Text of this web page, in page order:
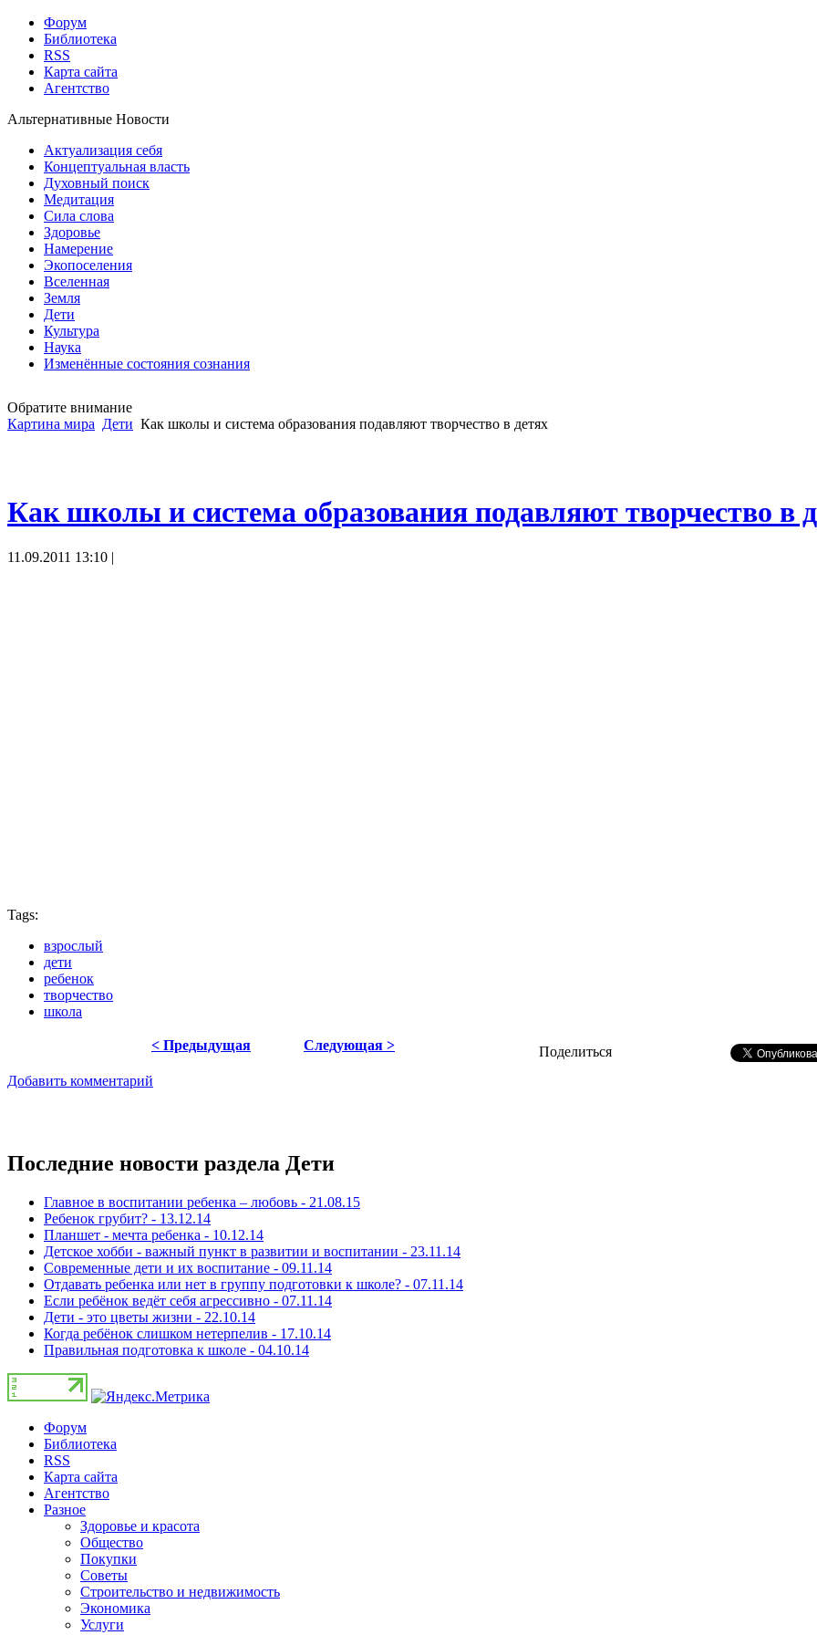
Форум
Библиотека
RSS
Карта сайта
Агентство
Альтернативные Новости
Актуализация себя
Концептуальная власть
Духовный поиск
Медитация
Сила слова
Здоровье
Намерение
Экопоселения
Вселенная
Земля
Дети
Культура
Наука
Изменённые состояния сознания
Обратите внимание
Картина мира Дети Как школы и система образования подавляют творчество в детях
Как школы и система образования подавляют творчество в
11.09.2011 13:10 |
Tags:
взрослый
дети
ребенок
творчество
школа
Поделиться
< Предыдущая Следующая >
Добавить комментарий
Последние новости раздела Дети
Главное в воспитании ребенка – любовь - 21.08.15
Ребенок грубит? - 13.12.14
Планшет - мечта ребенка - 10.12.14
Детское хобби - важный пункт в развитии и воспитании - 23.11.14
Современные дети и их воспитание - 09.11.14
Отдавать ребенка или нет в группу подготовки к школе? - 07.11.14
Если ребёнок ведёт себя агрессивно - 07.11.14
Дети - это цветы жизни - 22.10.14
Когда ребёнок слишком нетерпелив - 17.10.14
Правильная подготовка к школе - 04.10.14
Форум
Библиотека
RSS
Карта сайта
Агентство
Разное
Здоровье и красота
Общество
Покупки
Советы
Строительство и недвижимость
Экономика
Услуги